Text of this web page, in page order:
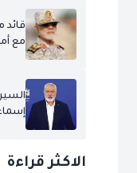
قائد
مع
الاكثر قراءة